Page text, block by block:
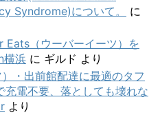
Syndrome)について。
に
（ウーバーイーツ）を
横浜 に ギルド より
・出前館配達に最適のタフ
電不要、落としても壊れな
より